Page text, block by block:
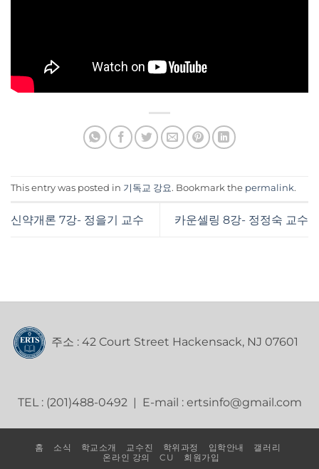
This entry was posted in 기독교 강요 . Bookmark the permalink.
신약개론 7강- 정을기 교수 카운셀링 8강- 정정숙 교수
주소 : 42 Court Street Hackensack, NJ 07601
TEL : (201)488-0492 | E-mail : ertsinfo@gmail.com
홈 소식 학교소개 교수진 학위과정 입학안내
갤러리
온라인 강의
CU 회원가입